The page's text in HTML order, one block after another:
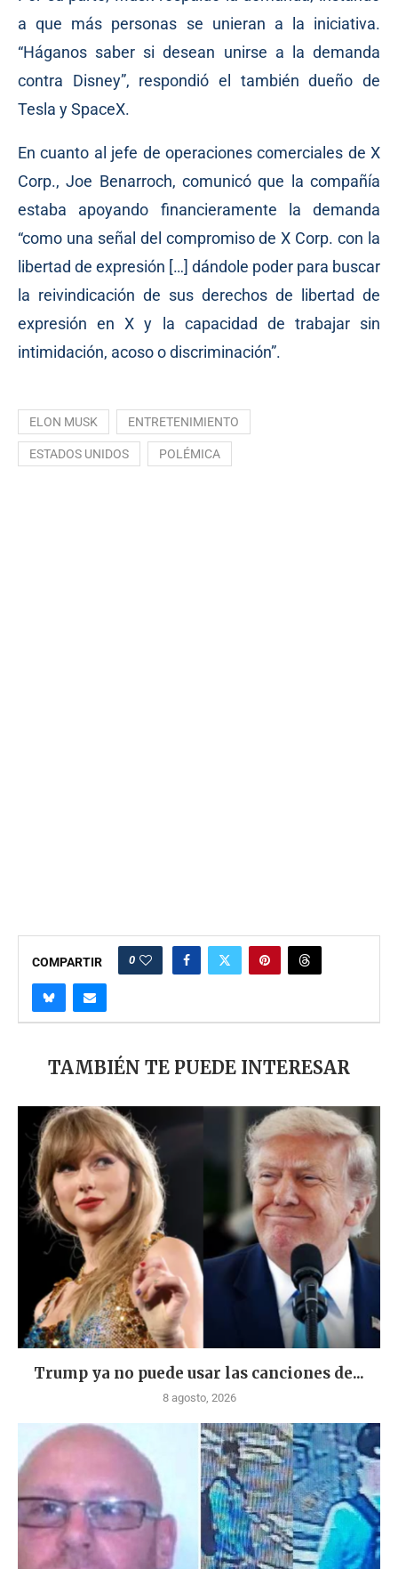
a que más personas se unieran a la iniciativa.
“Háganos saber si desean unirse a la demanda
contra Disney”, respondió el también dueño de
Tesla y SpaceX.
En cuanto al jefe de operaciones comerciales de X
Corp., Joe Benarroch, comunicó que la compañía
estaba apoyando financieramente la demanda
“como una señal del compromiso de X Corp. con la
libertad de expresión […] dándole poder para buscar
la reivindicación de sus derechos de libertad de
expresión en X y la capacidad de trabajar sin
intimidación, acoso o discriminación”.
ELON MUSK ENTRETENIMIENTO
ESTADOS UNIDOS POLÉMICA
COMPARTIR 0
TAMBIÉN TE PUEDE INTERESAR
Trump ya no puede usar las canciones de...
8 agosto, 2026